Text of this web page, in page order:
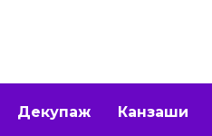
Декупаж Канзаши